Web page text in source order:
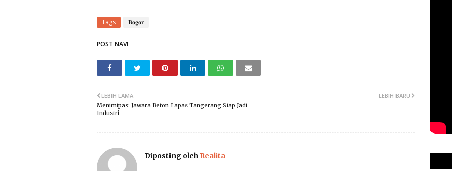
Tags 𝐁𝐨𝐠𝐨𝐫
POST NAVI
LEBIH BARU
LEBIH LAMA
Menimipas: Jawara Beton Lapas Tangerang Siap Jadi
Industri
Diposting oleh Realita